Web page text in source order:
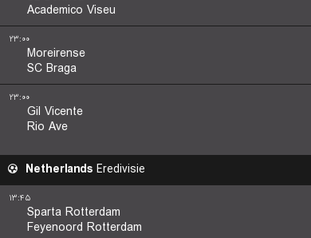
Academico Viseu
۲۳:۰۰
Moreirense
SC Braga
۲۳:۰۰
Gil Vicente
Rio Ave
Netherlands Eredivisie
۱۳:۴۵
Sparta Rotterdam
Feyenoord Rotterdam